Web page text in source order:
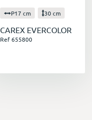
P17 cm 30 cm
CAREX EVERCOLOR
Ref 655800